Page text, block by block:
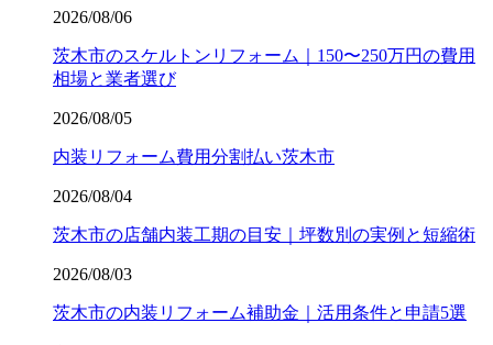
2026/08/06
茨木市のスケルトンリフォーム｜150〜250万円の費用
相場と業者選び
2026/08/05
内装リフォーム費用分割払い茨木市
2026/08/04
茨木市の店舗内装工期の目安｜坪数別の実例と短縮術
2026/08/03
茨木市の内装リフォーム補助金｜活用条件と申請5選